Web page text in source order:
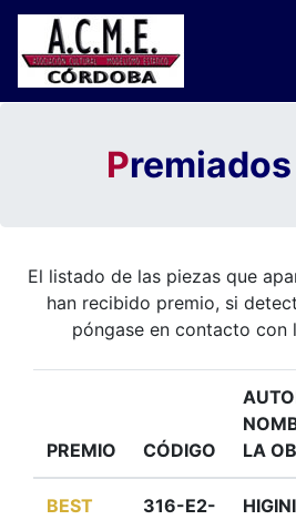
P
El listado de las piezas que
han recibido premio, si
póngase en contacto con
PREMIO CÓDIGO
LA
BEST
316-E2-